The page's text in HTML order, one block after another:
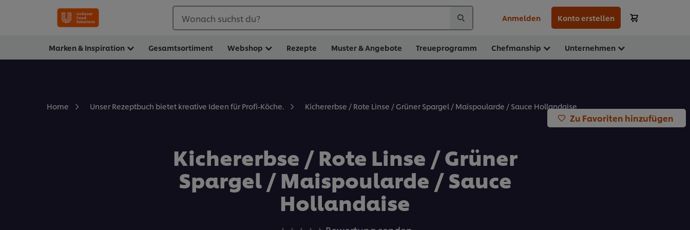
Wonach suchst du? Anmelden Konto erstellen
Marken & Inspiration Gesamtsortiment Webshop Rezepte Muster & Angebote Treueprogramm Chefmanship Unternehmen
Home Unser Rezeptbuch bietet kreative Ideen für Profi-Köche. Kichererbse / Rote Linse / Grüner Spargel / Maispoularde / Sauce Hollandaise
Zu Favoriten hinzufügen
Kichererbse / Rote Linse / Grüner
Spargel / Maispoularde / Sauce
Hollandaise